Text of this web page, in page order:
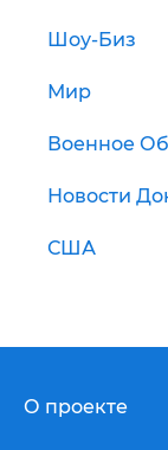
Шоу-Биз
Мир
Военное
Новости
США
О проекте